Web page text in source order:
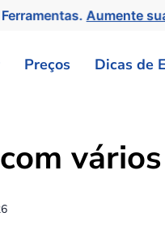
Aumente
Preços Dicas de